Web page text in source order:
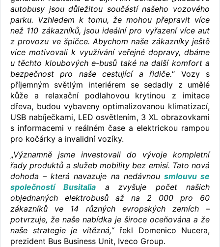
autobusy jsou důležitou součástí našeho vozového
parku. Vzhledem k tomu, že mohou přepravit více
než 110 zákazníků, jsou ideální pro vyřazení více aut
z provozu ve špičce. Abychom naše zákazníky ještě
více motivovali k využívání veřejné dopravy, dbáme
u těchto kloubových e-busů také na další komfort a
bezpečnost pro naše cestující a řidiče.“ Vozy s
příjemným světlým interiérem se sedadly z umělé
kůže a relaxační podlahovou krytinou z imitace
dřeva, budou vybaveny optimalizovanou klimatizací,
USB nabíječkami, LED osvětlením, 3 XL obrazovkami
s informacemi v reálném čase a elektrickou rampou
pro kočárky a invalidní vozíky.
„Významně jsme investovali do vývoje kompletní
řady produktů a služeb mobility bez emisí. Tato nová
dohoda – která navazuje na nedávnou smlouvu se
společností Busitalia a zvyšuje počet našich
objednaných elektrobusů až na 2 000 pro 60
zákazníků ve 14 různých evropských zemích –
potvrzuje, že naše nabídka je široce oceňována a že
naše strategie je vítězná,“ řekl Domenico Nucera,
prezident Bus Business Unit, Iveco Group.